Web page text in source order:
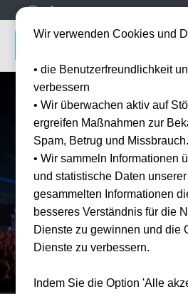
Home
Tomorrowland2027
Das größte Electronic Music Festival
100% offizielle Tickets
Wir verwenden Cookies und
• die Benutzerfreundlichkeit
verbessern
• Wir überwachen aktiv auf
ergreifen Maßnahmen zur
Spam, Betrug und Missbrauch.
• Wir sammeln Informationen
und statistische Daten
gesammelten Informationen
besseres Verständnis für die
Dienste zu gewinnen und die
Dienste zu verbessern.
Indem Sie die Option 'Alle